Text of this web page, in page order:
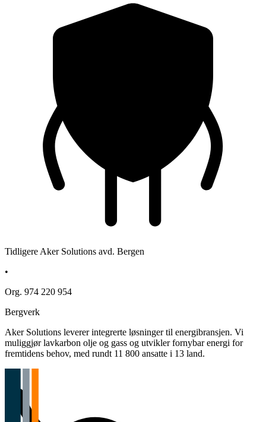
Tidligere Aker Solutions avd. Bergen
•
Org. 974 220 954
Bergverk
Aker Solutions leverer integrerte løsninger til energibransjen. Vi
muliggjør lavkarbon olje og gass og utvikler fornybar energi for
fremtidens behov, med rundt 11 800 ansatte i 13 land.